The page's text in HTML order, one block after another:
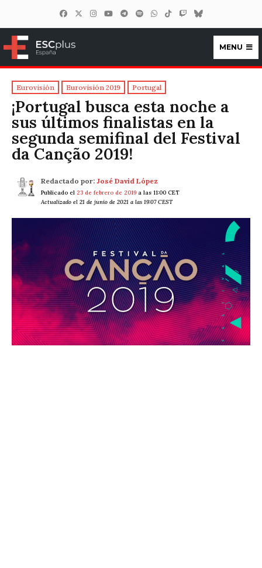
ESCplus España
MENU
Eurovisión Eurovisión 2019 Portugal
¡Portugal busca esta noche a
sus últimos finalistas en la
segunda semifinal del Festival
da Canção 2019!
Redactado por: José David López
Publicado el 23 de febrero de 2019 a las 11:00 CET
Actualizado el 21 de junio de 2021 a las 19:07 CEST